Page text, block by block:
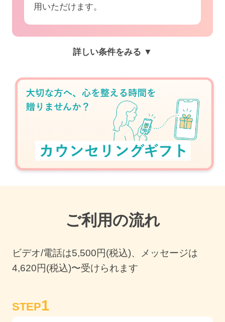
用いただけます。
詳しい条件をみる ▼
ご利用の流れ
ビデオ/電話は5,500円(税込)、メッセージは
4,620円(税込)〜受けられます
STEP1